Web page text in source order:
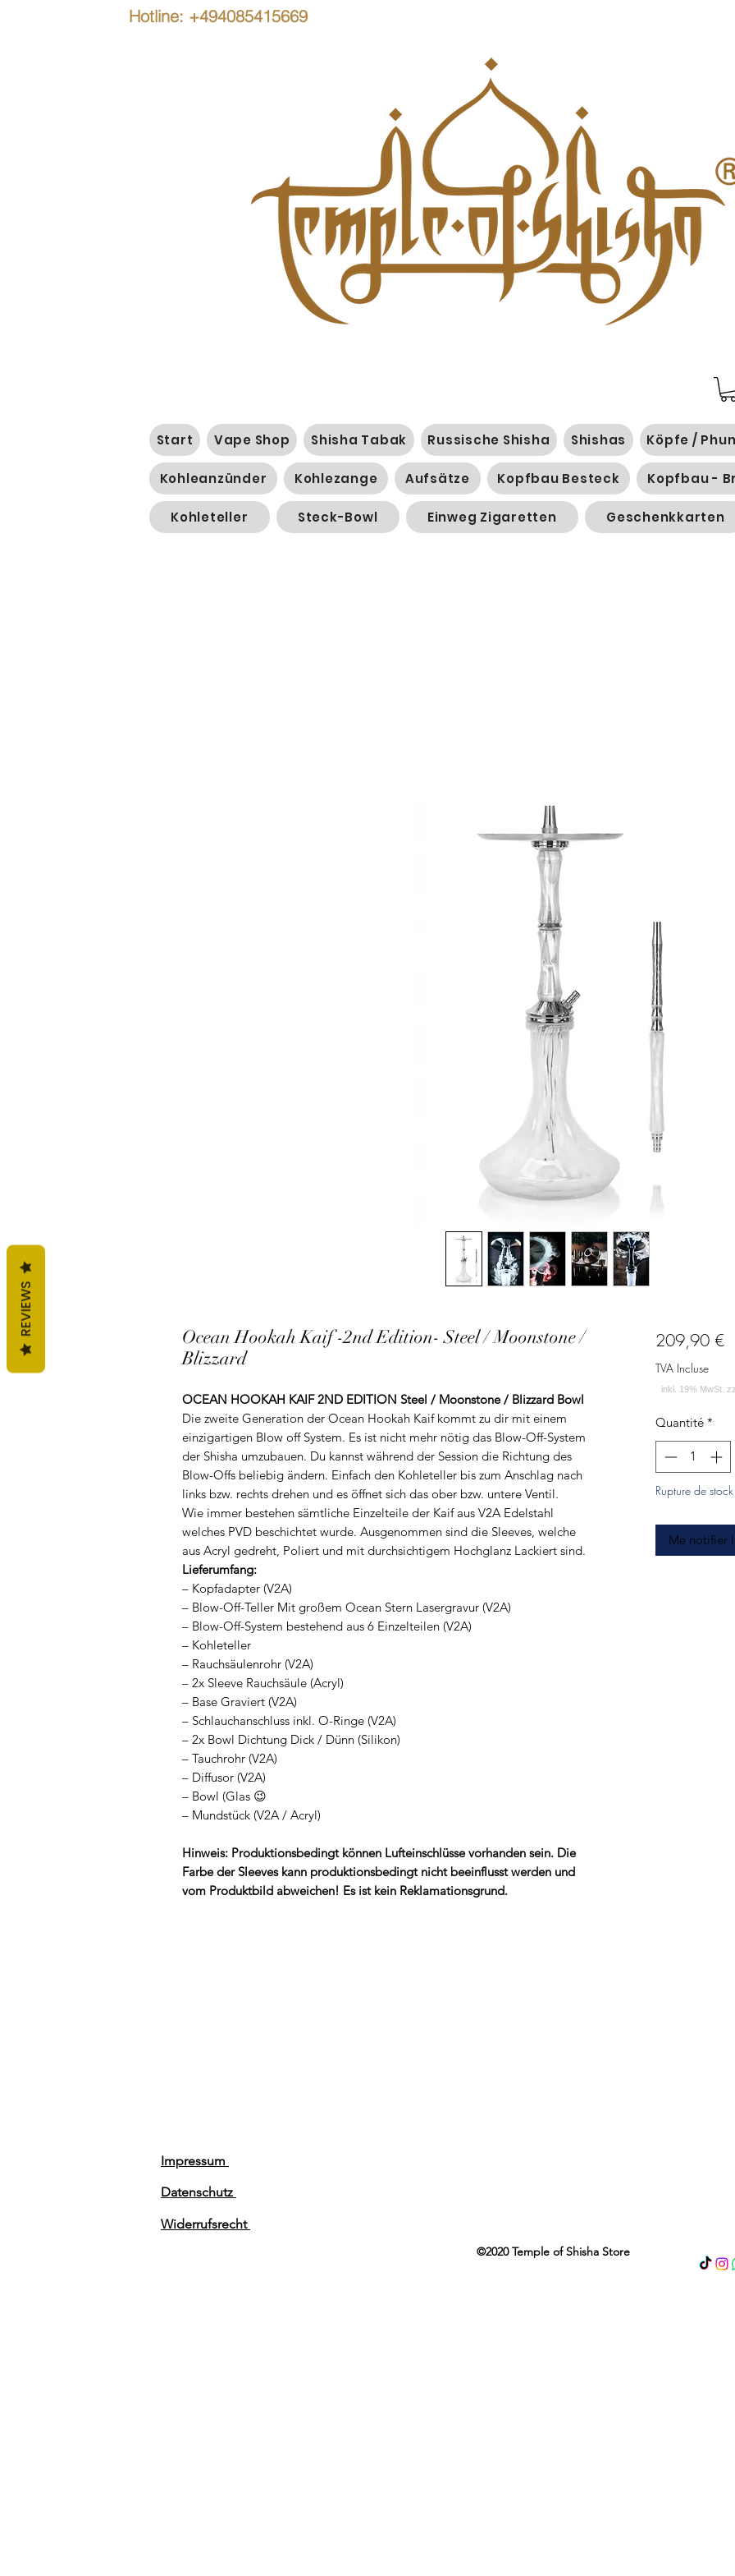
Hotline: +494085415669
Start Vape Shop Shisha Tabak Russische Shisha Shishas Köpfe /
Kohleanzünder Kohlezange Aufsätze Kopfbau Besteck Kopfbau -
Kohleteller Steck-Bowl Einweg Zigaretten Geschenkkarten
Ocean Hookah Kaif -2nd Edition- Steel / Moonstone /
Blizzard
OCEAN HOOKAH KAIF 2ND EDITION Steel / Moonstone / Blizzard Bowl
Die zweite Generation der Ocean Hookah Kaif kommt zu dir mit einem
einzigartigen Blow off System. Es ist nicht mehr nötig das Blow-Off-System
der Shisha umzubauen. Du kannst während der Session die Richtung des
Blow-Offs beliebig ändern. Einfach den Kohleteller bis zum Anschlag nach
links bzw. rechts drehen und es öffnet sich das ober bzw. untere Ventil.
Wie immer bestehen sämtliche Einzelteile der Kaif aus V2A Edelstahl
welches PVD beschichtet wurde. Ausgenommen sind die Sleeves, welche
aus Acryl gedreht, Poliert und mit durchsichtigem Hochglanz Lackiert sind.
Lieferumfang:
– Kopfadapter (V2A)
– Blow-Off-Teller Mit großem Ocean Stern Lasergravur (V2A)
– Blow-Off-System bestehend aus 6 Einzelteilen (V2A)
– Kohleteller
– Rauchsäulenrohr (V2A)
– 2x Sleeve Rauchsäule (Acryl)
– Base Graviert (V2A)
– Schlauchanschluss inkl. O-Ringe (V2A)
– 2x Bowl Dichtung Dick / Dünn (Silikon)
– Tauchrohr (V2A)
– Diffusor (V2A)
– Bowl (Glas 😉
– Mundstück (V2A / Acryl)
Hinweis: Produktionsbedingt können Lufteinschlüsse vorhanden sein. Die
Farbe der Sleeves kann produktionsbedingt nicht beeinflusst werden und
vom Produktbild abweichen! Es ist kein Reklamationsgrund.
209,90 €
TVA Incluse
Quantité *
Rupture de stock
Me notifier
Impressum
Datenschutz
Widerrufsrecht
©2020 Temple of Shisha Store
REVIEWS